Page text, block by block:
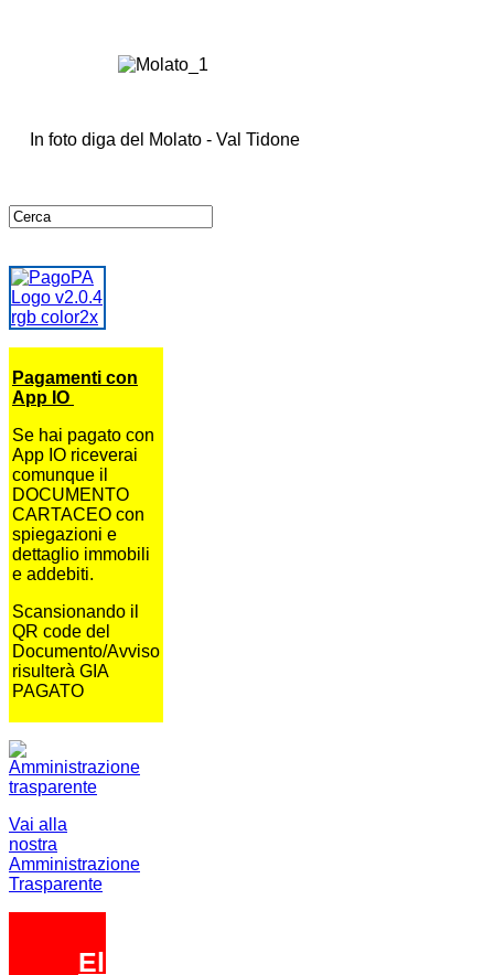
In foto diga del Molato - Val Tidone
Pagamenti con
App IO
Se hai pagato con
App IO riceverai
comunque il
DOCUMENTO
CARTACEO con
spiegazioni e
dettaglio immobili
e addebiti.
Scansionando il
QR code del
Documento/Avviso
risulterà GIA
PAGATO
Vai alla
nostra
Amministrazione
Trasparente
Elezioni 2026